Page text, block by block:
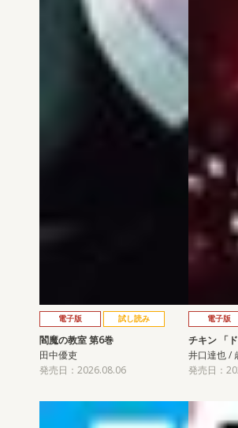
電子版 試し読み
閻魔の教室 第6巻
田中優吏
発売日：2026.08.06
電子版
チキン 「
井口達也 /
発売日：